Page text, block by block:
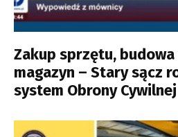
Zakup sprzętu,
magazyn – Stary sącz
system Obrony Cywilnej